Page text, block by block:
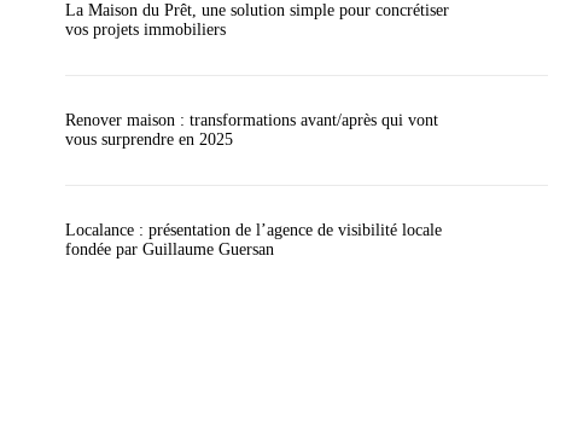
La Maison du Prêt, une solution simple pour concrétiser
vos projets immobiliers
Renover maison : transformations avant/après qui vont
vous surprendre en 2025
Localance : présentation de l’agence de visibilité locale
fondée par Guillaume Guersan